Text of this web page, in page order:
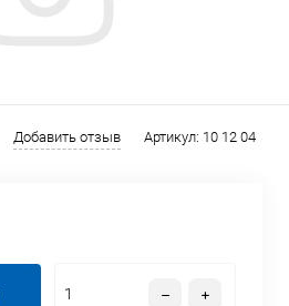
Добавить отзыв Артикул: 10 12 04